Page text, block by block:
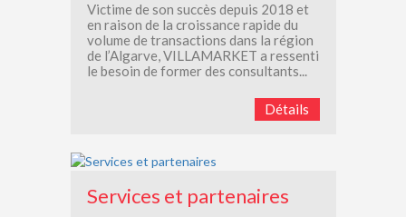
Victime de son succès depuis 2018 et
en raison de la croissance rapide du
volume de transactions dans la région
de l’Algarve, VILLAMARKET a ressenti
le besoin de former des consultants...
Détails
Services et partenaires